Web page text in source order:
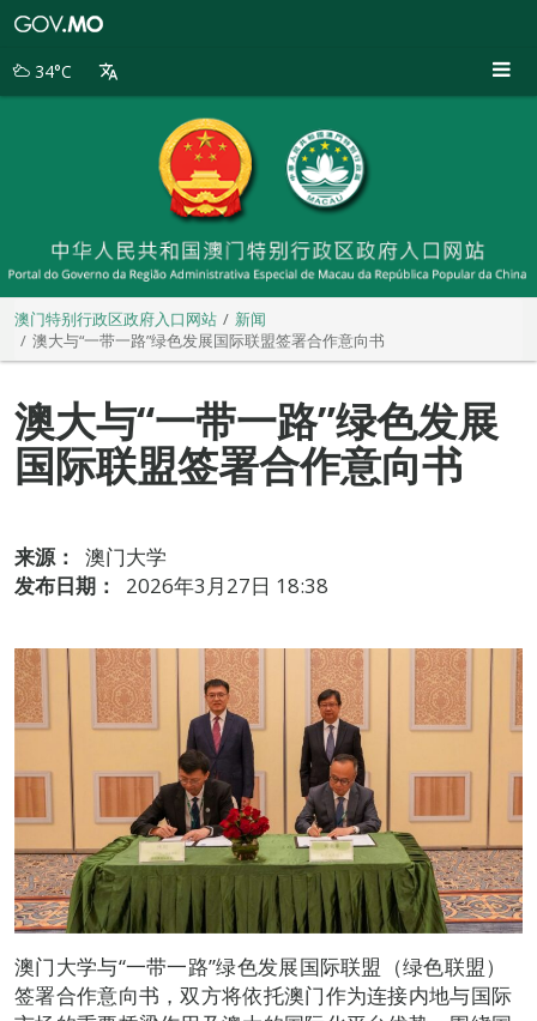
别
34°C
澳门特别行政区政府入口网站
新闻
澳大与“一带一路”绿色发展国际联盟签署合作意向书
澳大与“一带一路”绿色发展
国际联盟签署合作意向书
来源：
澳门大学
发布日期：
2026年3月27日 18:38
澳门大学与“一带一路”绿色发展国际联盟（绿色联盟）
签署合作意向书，双方将依托澳门作为连接内地与国际